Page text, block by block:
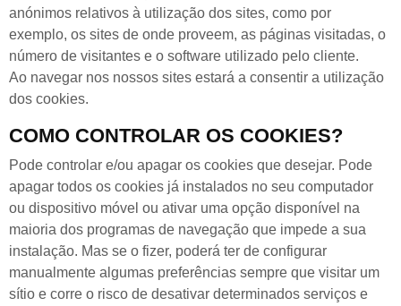
anónimos relativos à utilização dos sites, como por
exemplo, os sites de onde proveem, as páginas visitadas, o
número de visitantes e o software utilizado pelo cliente.
Ao navegar nos nossos sites estará a consentir a utilização
dos cookies.
COMO CONTROLAR OS COOKIES?
Pode controlar e/ou apagar os cookies que desejar. Pode
apagar todos os cookies já instalados no seu computador
ou dispositivo móvel ou ativar uma opção disponível na
maioria dos programas de navegação que impede a sua
instalação. Mas se o fizer, poderá ter de configurar
manualmente algumas preferências sempre que visitar um
sítio e corre o risco de desativar determinados serviços e